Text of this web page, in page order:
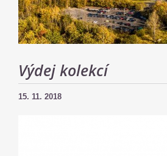
Výdej kolekcí
15. 11. 2018